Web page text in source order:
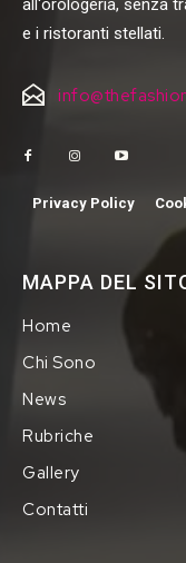
all'orologeria, senza
e i ristoranti stellati.
Privacy Policy
MAPPA DEL
Home
Chi Sono
News
Rubriche
Gallery
Contatti